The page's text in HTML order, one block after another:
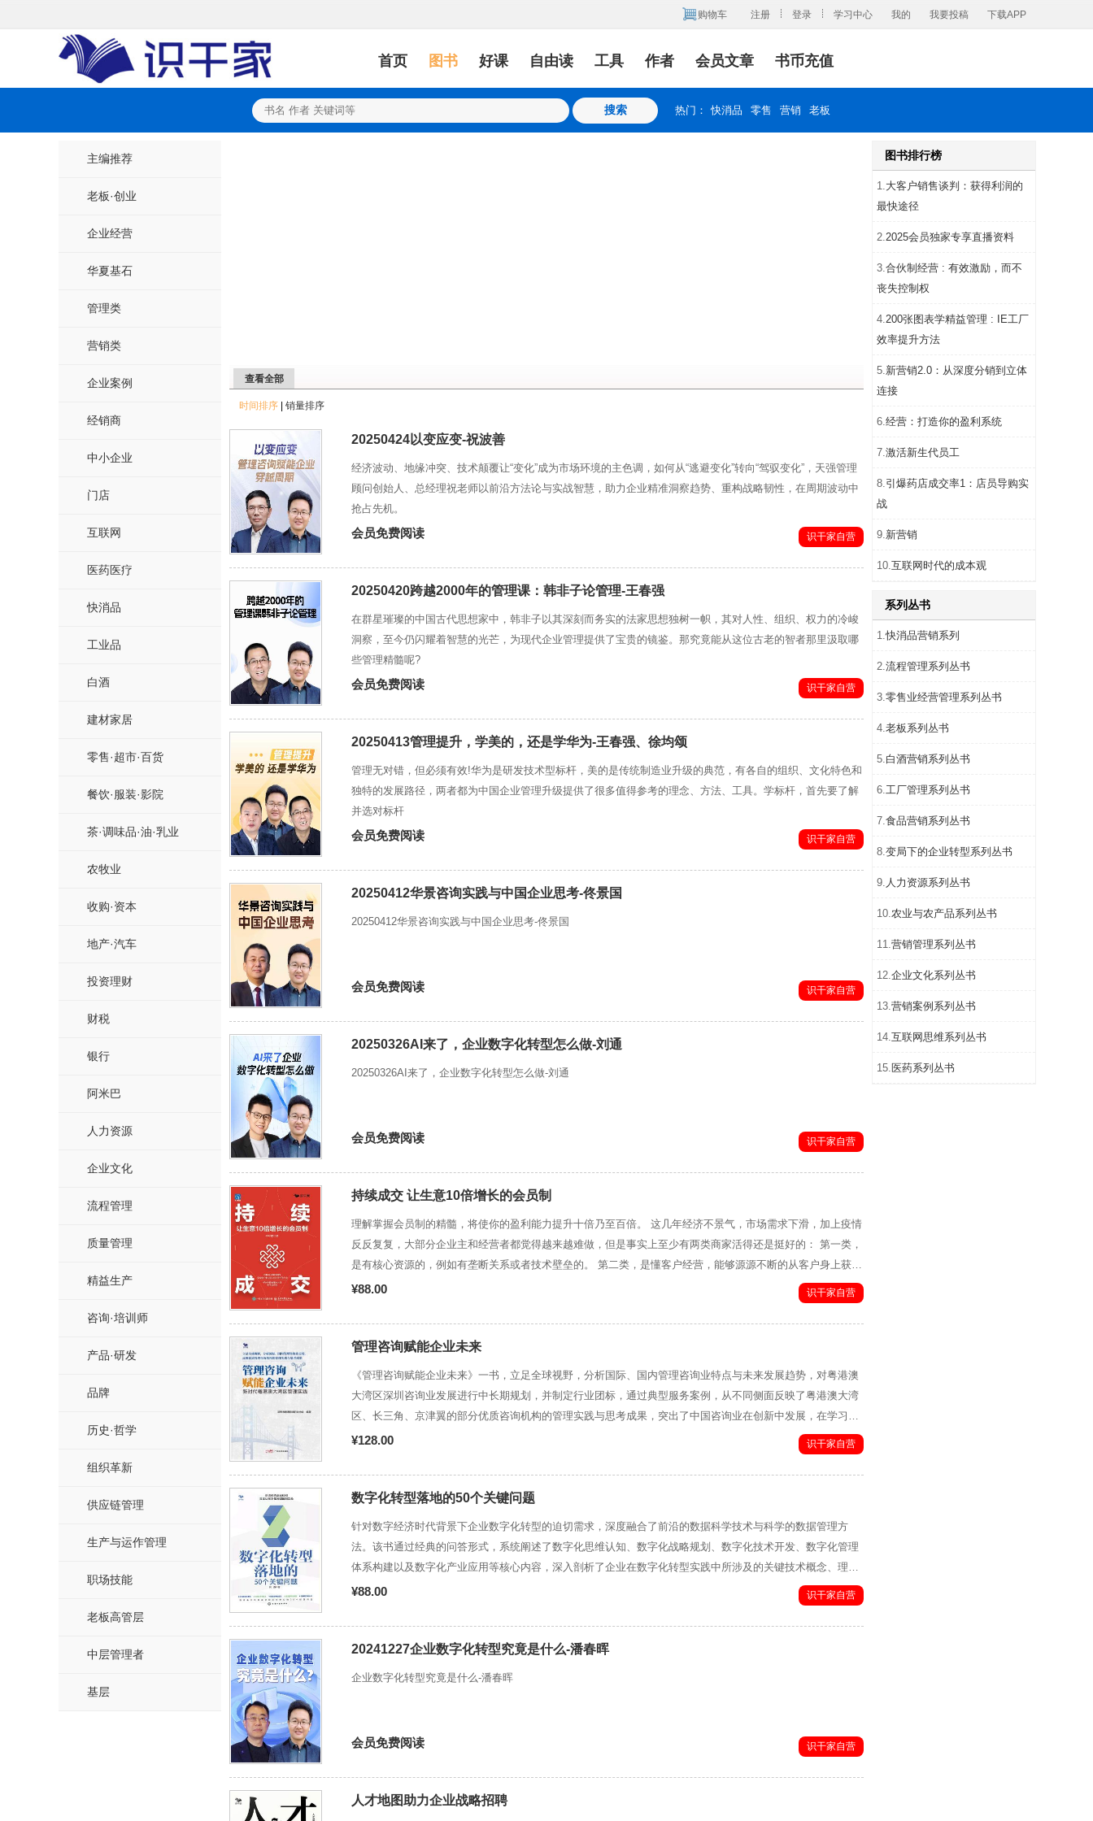
购物车 注册 登录 学习中心 我的 我要投稿 下载APP
首页 图书 好课 自由读 工具 作者 会员文章 书币充值
热门： 快消品 零售 营销 老板
主编推荐
老板·创业
企业经营
华夏基石
管理类
营销类
企业案例
经销商
中小企业
门店
互联网
医药医疗
快消品
工业品
白酒
建材家居
零售·超市·百货
餐饮·服装·影院
茶·调味品·油·乳业
农牧业
收购·资本
地产·汽车
投资理财
财税
银行
阿米巴
人力资源
企业文化
流程管理
质量管理
精益生产
咨询·培训师
产品·研发
品牌
历史·哲学
组织革新
供应链管理
生产与运作管理
职场技能
老板高管层
中层管理者
基层
查看全部
时间排序 销量排序
20250424以变应变-祝波善
经济波动、地缘冲突、技术颠覆让“变化”成为市场环境的主色调，如何从“逃避变化”转向“驾驭变化”，天强管理
顾问创始人、总经理祝老师以前沿方法论与实战智慧，助力企业精准洞察趋势、重构战略韧性，在周期波动中
抢占先机。
会员免费阅读 识干家自营
20250420跨越2000年的管理课：韩非子论管理-王春强
在群星璀璨的中国古代思想家中，韩非子以其深刻而务实的法家思想独树一帜，其对人性、组织、权力的冷峻
洞察，至今仍闪耀着智慧的光芒，为现代企业管理提供了宝贵的镜鉴。那究竟能从这位古老的智者那里汲取哪
些管理精髓呢?
会员免费阅读 识干家自营
20250413管理提升，学美的，还是学华为-王春强、徐均颂
管理无对错，但必须有效!华为是研发技术型标杆，美的是传统制造业升级的典范，有各自的组织、文化特色和
独特的发展路径，两者都为中国企业管理升级提供了很多值得参考的理念、方法、工具。学标杆，首先要了解
并选对标杆
会员免费阅读 识干家自营
20250412华景咨询实践与中国企业思考-佟景国
20250412华景咨询实践与中国企业思考-佟景国
会员免费阅读 识干家自营
20250326AI来了，企业数字化转型怎么做-刘通
20250326AI来了，企业数字化转型怎么做-刘通
会员免费阅读 识干家自营
持续成交 让生意10倍增长的会员制
理解掌握会员制的精髓，将使你的盈利能力提升十倍乃至百倍。 这几年经济不景气，市场需求下滑，加上疫情
反反复复，大部分企业主和经营者都觉得越来越难做，但是事实上至少有两类商家活得还是挺好的： 第一类，
是有核心资源的，例如有垄断关系或者技术壁垒的。 第二类，是懂客户经营，能够源源不断的从客户身上获得
现金流的。 像第一类商家一样拥有核心资源，对于普通的中小微企业主和经营者永远只能是痴心妄想，它不是
你努力就能得到的。但是像第二类商家一样要成为一家懂客户经营的企业，却是每一家用心的中小微企业都可
以做到的，无非就是建立一套行之有效的会员制体系。 听起来很简单的一句话，但是超过80%的企业主和经营
者都没有意识到，会员制才是客户经营的命脉，是企业发展的纲领，是决定生死的战略。 本书作者李卓澄博士
¥88.00 识干家自营
管理咨询赋能企业未来
《管理咨询赋能企业未来》一书，立足全球视野，分析国际、国内管理咨询业特点与未来发展趋势，对粤港澳
大湾区深圳咨询业发展进行中长期规划，并制定行业团标，通过典型服务案例，从不同侧面反映了粤港澳大湾
区、长三角、京津翼的部分优质咨询机构的管理实践与思考成果，突出了中国咨询业在创新中发展，在学习中
突飞猛进的特点。
¥128.00 识干家自营
数字化转型落地的50个关键问题
针对数字经济时代背景下企业数字化转型的迫切需求，深度融合了前沿的数据科学技术与科学的数据管理方
法。该书通过经典的问答形式，系统阐述了数字化思维认知、数字化战略规划、数字化技术开发、数字化管理
体系构建以及数字化产业应用等核心内容，深入剖析了企业在数字化转型实践中所涉及的关键技术概念、理论
精髓与实战方法。 本书内容涵盖了当前数字化产业与应用主题，从管理、业务、技术等多重维度出发，为企业
数字化转型的落地实施提供了一套丰富且有价值的知识体系与实操指导建议。它不仅是一本适用于数字化转型
进程中企业管理者、业务专家的行业参考宝书，也是支撑数字化场景建设的数据管理人员和技术研发人员不可
或缺的案头工具书。此外，本书还可作为高等院校数据科学相关专业的教学辅助资料。
¥88.00 识干家自营
20241227企业数字化转型究竟是什么-潘春晖
企业数字化转型究竟是什么-潘春晖
会员免费阅读 识干家自营
人才地图助力企业战略招聘
图书排行榜
1.大客户销售谈判：获得利润的
最快途径
2.2025会员独家专享直播资料
3.合伙制经营 : 有效激励，而不
丧失控制权
4.200张图表学精益管理 : IE工厂
效率提升方法
5.新营销2.0：从深度分销到立体
连接
6.经营：打造你的盈利系统
7.激活新生代员工
8.引爆药店成交率1：店员导购实
战
9.新营销
10.互联网时代的成本观
系列丛书
1.快消品营销系列
2.流程管理系列丛书
3.零售业经营管理系列丛书
4.老板系列丛书
5.白酒营销系列丛书
6.工厂管理系列丛书
7.食品营销系列丛书
8.变局下的企业转型系列丛书
9. 人力资源系列丛书
10.农业与农产品系列丛书
11.营销管理系列丛书
12.企业文化系列丛书
13.营销案例系列丛书
14.互联网思维系列丛书
15.医药系列丛书